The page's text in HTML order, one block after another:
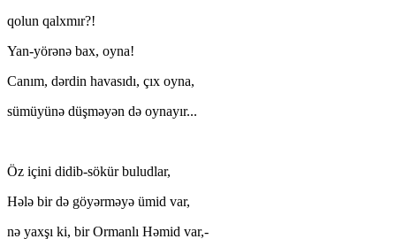
qolun qalxmır?!
Yan-yörənə bax, oyna!
Canım, dərdin havasıdı, çıx oyna,
sümüyünə düşməyən də oynayır...
Öz içini didib-sökür buludlar,
Hələ bir də göyərməyə ümid var,
nə yaxşı ki, bir Ormanlı Həmid var,-